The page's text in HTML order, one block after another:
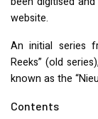
website.
An initial series
Reeks” (old
known as the
Contents